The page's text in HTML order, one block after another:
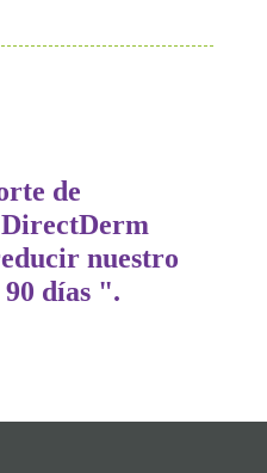
de
Derm
nuestro
días ".